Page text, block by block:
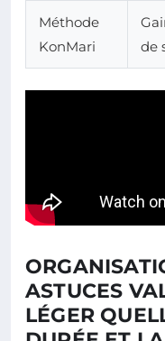
Méthode
KonMari
de
ASTUCES
LÉGER